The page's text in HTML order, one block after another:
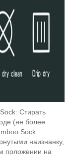
Стирать
(не более
Sock:
наизнанку,
положении на